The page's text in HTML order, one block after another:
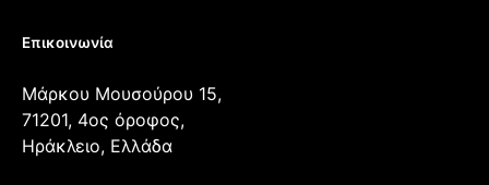
Επικοινωνία
Μάρκου Μουσούρου 15,
71201, 4ος όροφος,
Ηράκλειο, Ελλάδα